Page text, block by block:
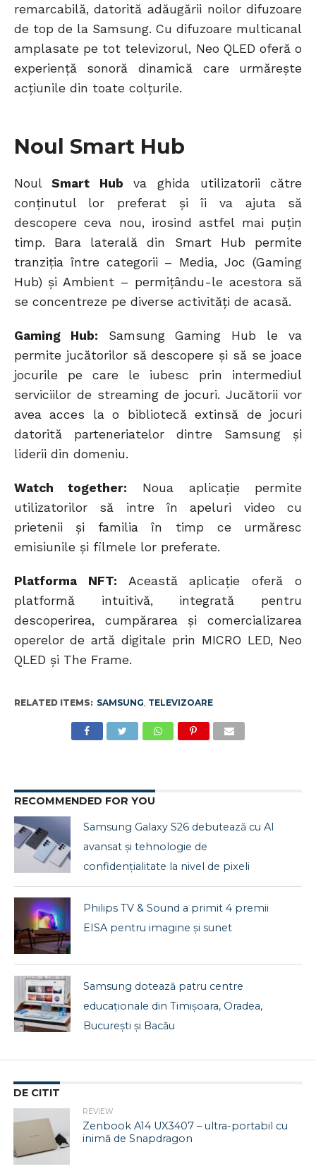
remarcabilă, datorită adăugării noilor difuzoare
de top de la Samsung. Cu difuzoare multicanal
amplasate pe tot televizorul, Neo QLED oferă o
experiență sonoră dinamică care urmărește
acțiunile din toate colțurile.
Noul Smart Hub
NoulSmart Hub va ghida utilizatorii către
conținutul lor preferat și îi va ajuta să
descopere ceva nou, irosind astfel mai puțin
timp. Bara laterală din Smart Hub permite
tranziția între categorii – Media, Joc (Gaming
Hub) și Ambient – permițându-le acestora să
se concentreze pe diverse activități de acasă.
Gaming Hub: Samsung Gaming Hub le va
permite jucătorilor să descopere și să se joace
jocurile pe care le iubesc prin intermediul
serviciilor de streaming de jocuri. Jucătorii vor
avea acces la o bibliotecă extinsă de jocuri
datorită parteneriatelor dintre Samsung și
liderii din domeniu.
Watch together: Noua aplicație permite
utilizatorilor să intre în apeluri video cu
prietenii și familia în timp ce urmăresc
emisiunile și filmele lor preferate.
Platforma NFT: Această aplicație oferă o
platformă intuitivă, integrată pentru
descoperirea, cumpărarea și comercializarea
operelor de artă digitale prin MICRO LED, Neo
QLED și The Frame.
RELATED ITEMS: SAMSUNG TELEVIZOARE
RECOMMENDED FOR YOU
Samsung Galaxy S26 debutează cu AI
avansat și tehnologie de
confidențialitate la nivel de pixeli
Philips TV & Sound a primit 4 premii
EISA pentru imagine și sunet
Samsung dotează patru centre
educaționale din Timișoara, Oradea,
București și Bacău
DE CITIT
REVIEW
Zenbook A14 UX3407 – ultra-portabil cu
inimă de Snapdragon